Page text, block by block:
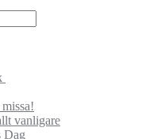
vanligare
Dag